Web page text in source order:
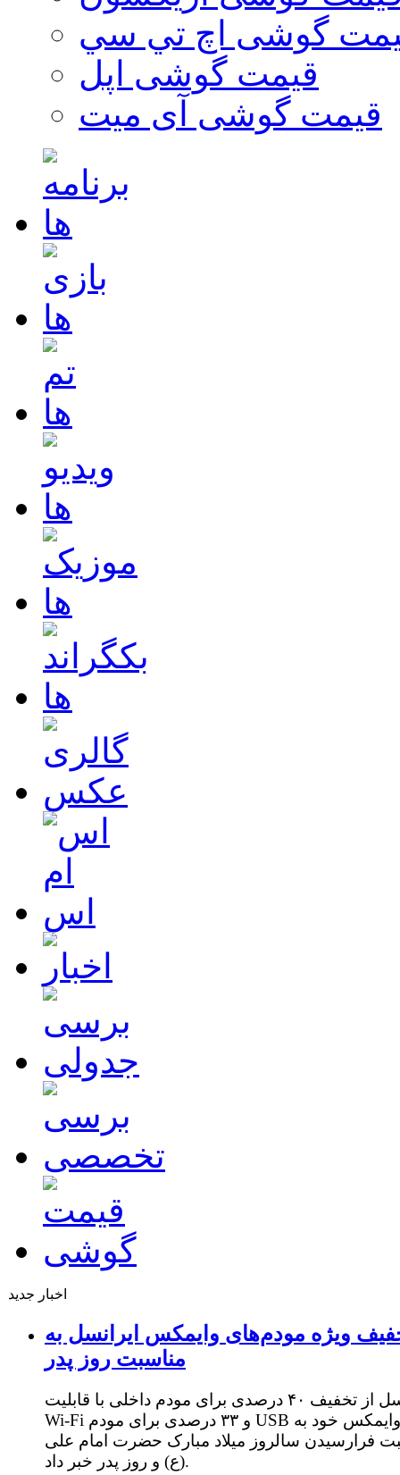
گوشی اچ تي سي
قیمت گوشی اپل
قیمت گوشی آی میت
اخبار جدید
ویژه مودم‌های وایمکس ایرانسل به
مناسبت روز پدر
ایرانسل از تخفیف ۴۰ درصدی برای مودم داخلی با قابلیت
Wi-Fi و ۳۳ درصدی برای مودم USB وایمکس خود به
فرارسیدن سالروز میلاد مبارک حضرت امام علی
(ع) و روز پدر خبر داد.